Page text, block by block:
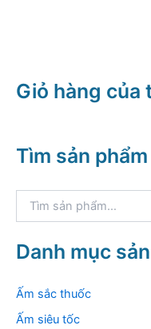
Giỏ hàng của
Tìm sản phẩm
k
i
m
Danh mục
Ấm sắc thuốc
Ấm siêu tốc